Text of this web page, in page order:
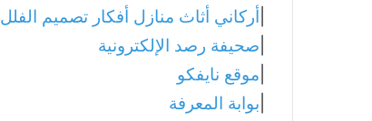
أركاني أثاث منازل أفكار تصميم الفلل
صحيفة رصد الإلكترونية
موقع نايفكو
بوابة المعرفة